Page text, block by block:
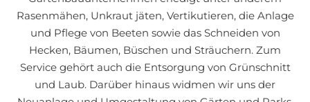
Rasenmähen, Unkraut jäten, Vertikutieren, die Anlage
und Pflege von Beeten sowie das Schneiden von
Hecken, Bäumen, Büschen und Sträuchern. Zum
Service gehört auch die Entsorgung von Grünschnitt
und Laub. Darüber hinaus widmen wir uns der